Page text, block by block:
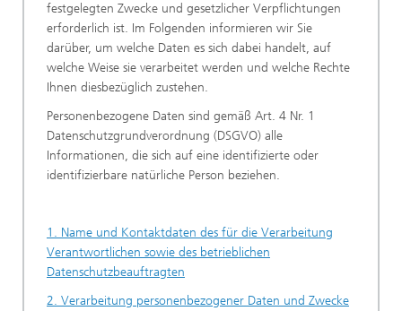
festgelegten Zwecke und gesetzlicher Verpflichtungen
erforderlich ist. Im Folgenden informieren wir Sie
darüber, um welche Daten es sich dabei handelt, auf
welche Weise sie verarbeitet werden und welche Rechte
Ihnen diesbezüglich zustehen.
Personenbezogene Daten sind gemäß Art. 4 Nr. 1
Datenschutzgrundverordnung (DSGVO) alle
Informationen, die sich auf eine identifizierte oder
identifizierbare natürliche Person beziehen.
1. Name und Kontaktdaten des für die Verarbeitung
Verantwortlichen sowie des betrieblichen
Datenschutzbeauftragten
2. Verarbeitung personenbezogener Daten und Zwecke